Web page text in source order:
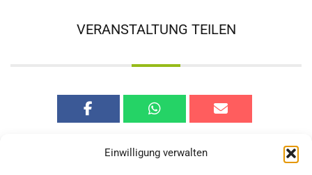
Einwilligung verwalten
VERANSTALTUNG TEILEN